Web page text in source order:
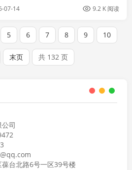
07-14 9.2 K 阅读
5 6 7 8 9 10
末页 共 132 页
司
台北路6号一区39号楼